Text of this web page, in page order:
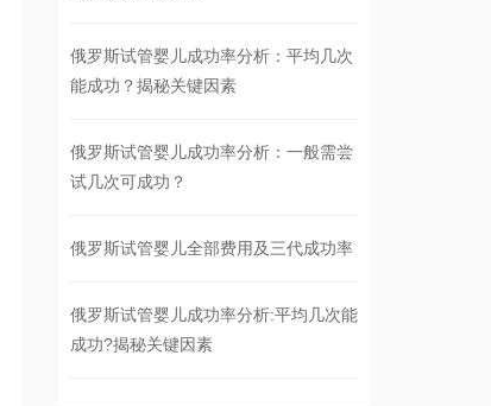
俄罗斯试管婴儿成功率分析：平均几次
能成功？揭秘关键因素
俄罗斯试管婴儿成功率分析：一般需尝
试几次可成功？
俄罗斯试管婴儿全部费用及三代成功率
俄罗斯试管婴儿成功率分析:平均几次能
成功?揭秘关键因素